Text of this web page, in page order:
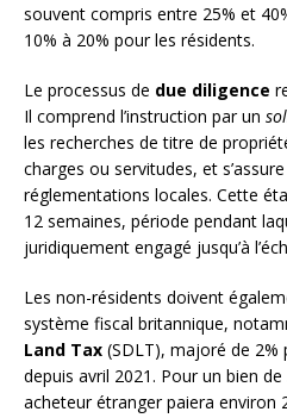
souvent compris entre 25% et
10% à 20% pour les résidents.
Le processus de due diligence
Il comprend l’instruction par un
les recherches de titre de
charges ou servitudes, et
réglementations locales. Cette
12 semaines, période pendant
juridiquement engagé jusqu’à
Les non-résidents doivent
système fiscal britannique,
Land Tax (SDLT), majoré de 2%
depuis avril 2021. Pour un bien
acheteur étranger paiera environ